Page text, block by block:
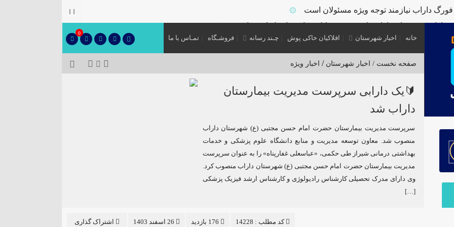
داراب نیازمند توجه ویژه مسئولان است ۞
شهرستان داراب با حضور مدیرکل سیاسی استانداری فارس
گشت مشترک بازرسی در شهرستان ۞
برای بازشناسی هویت دارابگرد
۞
منگنز داراب ۞
داراب/کشف سلاح جنگی و تلفن ماهواره ای از این باند
خانه اخبار شهرستان افلاکیان خاکی پوش چـند رسانه فروشـگاه تمـاس با ما
0
صفحه نخست / اخبار شهرستان / اخبار ویژه
🔰یک دارابی سرپرست مدیریت بیمارستان
داراب شد
سرپرست مدیریت بیمارستان حضرت امام حسن مجتبی (ع) شهرستان داراب
منصوب شد. معاون توسعه مدیریت و منابع دانشگاه علوم پزشکی و خدمات
بهداشتی درمانی شیراز طی حکمی، «عباسعلی غفارپناه» را به عنوان سرپرست
مدیریت بیمارستان حضرت امام حسن مجتبی (ع) شهرستان داراب منصوب کرد.
وی دارای مدرک تحصیلی کارشناس رادیولوژی و کارشناس ارشد فیزیک پزشکی
[…]
اشتراک گذاری کد مطلب : 14228